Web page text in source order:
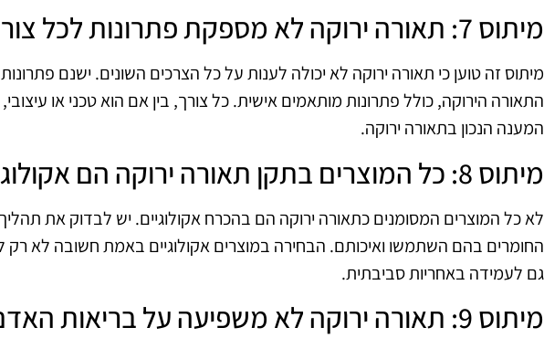
מיתוס 7: תאורה ירוקה לא מספקת פתרונות לכל צורך
מיתוס זה טוען כי תאורה ירוקה לא יכולה לענות על כל הצרכים השונים. ישנם
התאורה הירוקה, כולל פתרונות מותאמים אישית. כל צורך, בין אם הוא טכני או
המענה הנכון בתאורה ירוקה.
מיתוס 8: כל המוצרים בתקן תאורה ירוקה הם אקולוגיים
לא כל המוצרים המסומנים כתאורה ירוקה הם בהכרח אקולוגיים. יש לבדוק את
החומרים בהם השתמשו ואיכותם. הבחירה במוצרים אקולוגיים באמת חשובה לא רק
גם לעמידה באחריות סביבתית.
מיתוס 9: תאורה ירוקה לא משפיעה על בריאות האדם